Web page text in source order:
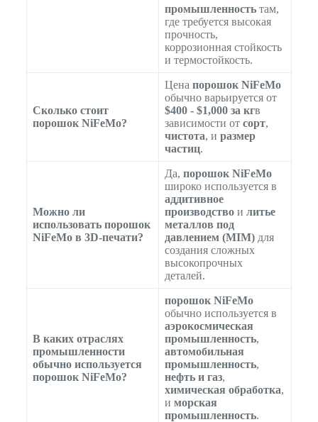
промышленностьтам,
где требуется высокая
прочность,
коррозионная стойкость
и термостойкость.
Сколько стоит
порошок NiFeMo?
Цена порошок NiFeMo
обычно варьируется от
$400 - $1,000 за кгв
зависимости от сорт,
чистота, и размер
частиц.
Можно ли
использовать порошок
NiFeMo в 3D-печати?
Да, порошок NiFeMo
широко используется в
аддитивное
производствои литье
металлов под
давлением (MIM)для
создания сложных
высокопрочных
деталей.
В каких отраслях
промышленности
обычно используется
порошок NiFeMo?
порошок NiFeMo
обычно используется в
аэрокосмическая
промышленность,
автомобильная
промышленность,
нефть и газ,
химическая обработка,
и морская
промышленность.